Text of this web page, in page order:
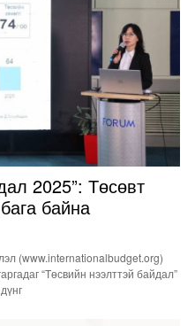
2025”: Төсөвт
байна
(www.internationalbudget.org)
“Төсвийн нээлттэй байдал”